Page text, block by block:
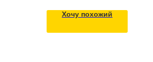
стиле в детскую
Хочу похожий